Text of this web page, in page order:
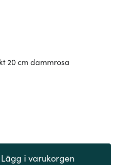
20 cm dammrosa
Lägg i varukorgen